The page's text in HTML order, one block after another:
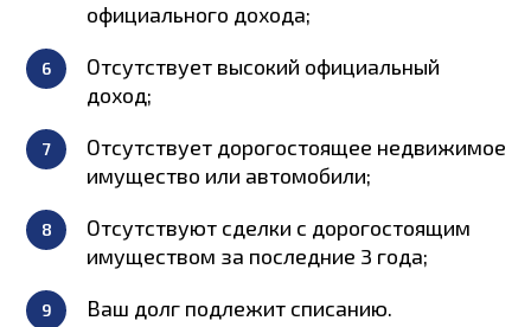
официального дохода;
Отсутствует высокий официальный
доход;
Отсутствует дорогостоящее недвижимое
имущество или автомобили;
Отсутствуют сделки с дорогостоящим
имуществом за последние 3 года;
Ваш долг подлежит списанию.